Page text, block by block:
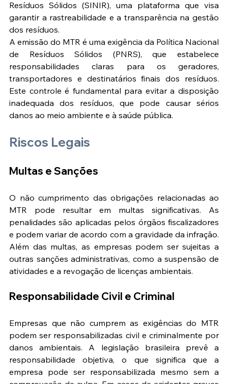
Resíduos Sólidos (SINIR), uma plataforma que visa
garantir a rastreabilidade e a transparência na gestão
dos resíduos​​.
A emissão do MTR é uma exigência da Política Nacional
de Resíduos Sólidos (PNRS), que estabelece
responsabilidades claras para os geradores,
transportadores e destinatários finais dos resíduos.
Este controle é fundamental para evitar a disposição
inadequada dos resíduos, que pode causar sérios
danos ao meio ambiente e à saúde pública.
Riscos Legais
Multas e Sanções
O não cumprimento das obrigações relacionadas ao
MTR pode resultar em multas significativas. As
penalidades são aplicadas pelos órgãos fiscalizadores
e podem variar de acordo com a gravidade da infração.
Além das multas, as empresas podem ser sujeitas a
outras sanções administrativas, como a suspensão de
atividades e a revogação de licenças ambientais​​.
Responsabilidade Civil e Criminal
Empresas que não cumprem as exigências do MTR
podem ser responsabilizadas civil e criminalmente por
danos ambientais. A legislação brasileira prevê a
responsabilidade objetiva, o que significa que a
empresa pode ser responsabilizada mesmo sem a